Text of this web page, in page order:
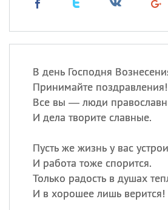
В день Господня
Принимайте поздравления!
Все вы — люди
И дела творите славные.
Пусть же жизнь у вас
И работа тоже спорится.
Только радость в душах
И в хорошее лишь верится!